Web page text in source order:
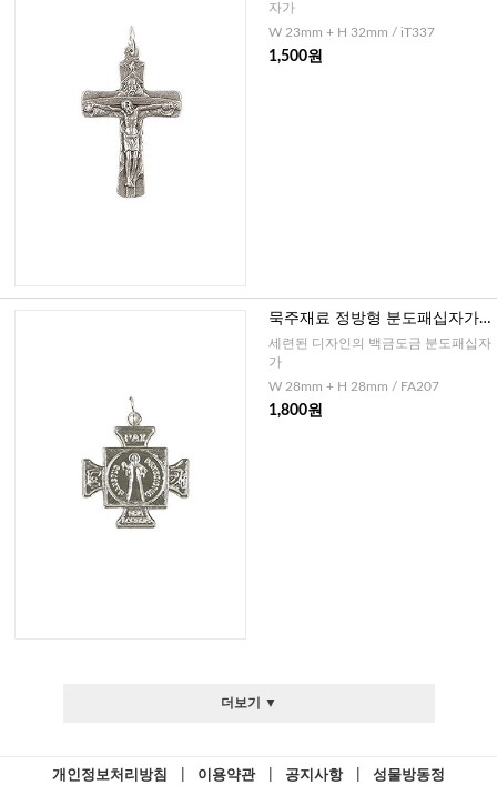
자가
W 23mm + H 32mm / iT337
1,500원
묵주재료 정방형 분도패십자가
(백금도금)
세련된 디자인의 백금도금 분도패십자
가
W 28mm + H 28mm / FA207
1,800원
더보기 ▼
개인정보처리방침 이용약관 공지사항 성물방동정